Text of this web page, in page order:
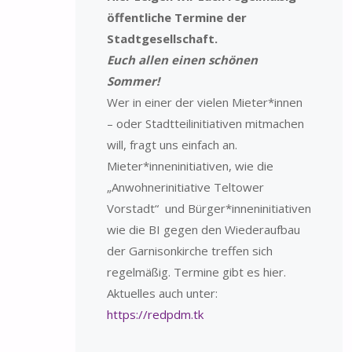
öffentliche Termine der
Stadtgesellschaft.
Euch allen einen schönen
Sommer!
Wer in einer der vielen Mieter*innen
– oder Stadtteilinitiativen mitmachen
will, fragt uns einfach an.
Mieter*inneninitiativen, wie die
„Anwohnerinitiative Teltower
Vorstadt“ und Bürger*inneninitiativen
wie die BI gegen den Wiederaufbau
der Garnisonkirche treffen sich
regelmäßig. Termine gibt es hier.
Aktuelles auch unter:
https://redpdm.tk